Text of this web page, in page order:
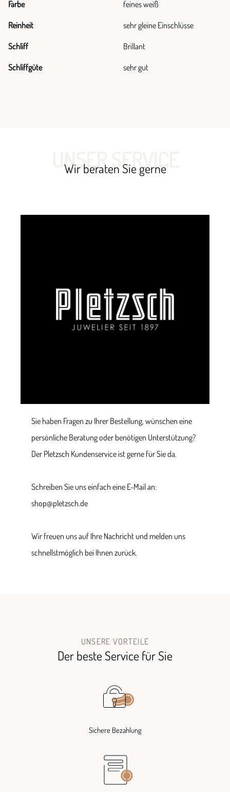
Farbe feines weiß
Reinheit sehr gleine Einschlüsse
Schliff Brillant
Schliffgüte sehr gut
UNSER SERVICE
Wir beraten Sie gerne
Sie haben Fragen zu Ihrer Bestellung, wünschen eine
persönliche Beratung oder benötigen Unterstützung?
Der Pletzsch Kundenservice ist gerne für Sie da.
Schreiben Sie uns einfach eine E-Mail an:
shop@pletzsch.de
Wir freuen uns auf Ihre Nachricht und melden uns
schnellstmöglich bei Ihnen zurück.
UNSERE VORTEILE
Der beste Service für Sie
Sichere Bezahlung